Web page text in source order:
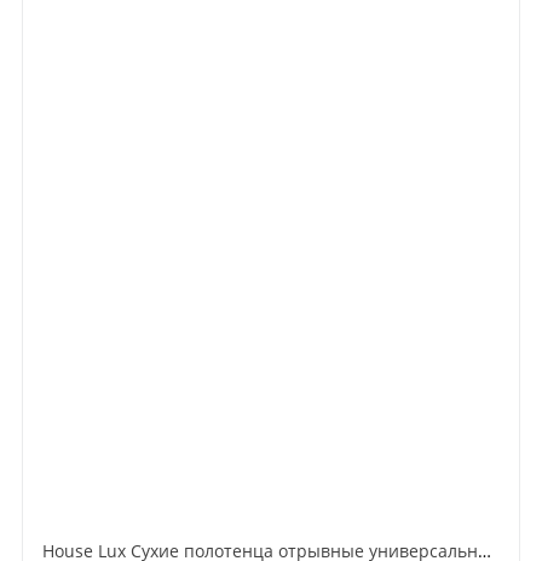
House Lux Сухие полотенца отрывные универсальные 70 шт в рулоне 3 шт